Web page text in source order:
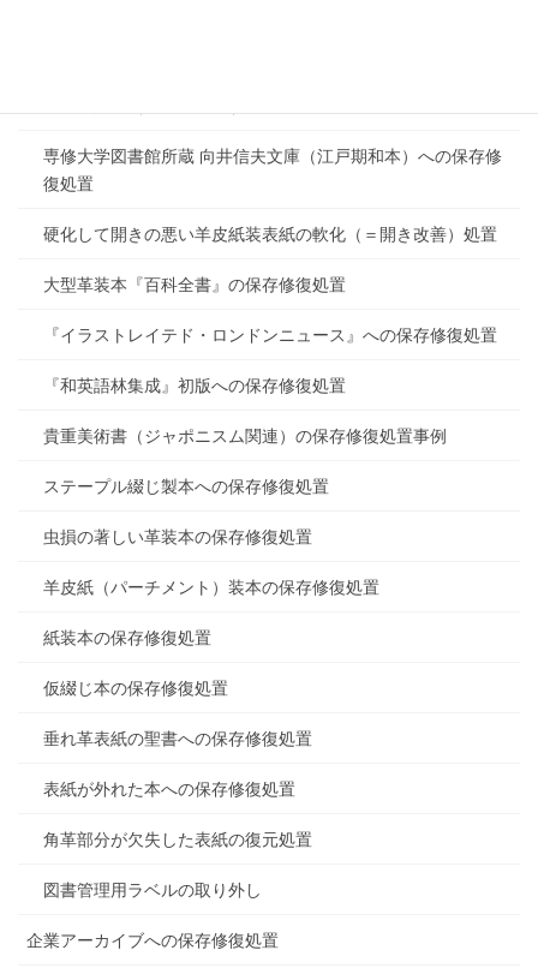
専修大学図書館所蔵 向井信夫文庫（江戸期和本）への保存修
復処置
硬化して開きの悪い羊皮紙装表紙の軟化（＝開き改善）処置
大型革装本『百科全書』の保存修復処置
『イラストレイテド・ロンドンニュース』への保存修復処置
『和英語林集成』初版への保存修復処置
貴重美術書（ジャポニスム関連）の保存修復処置事例
ステープル綴じ製本への保存修復処置
虫損の著しい革装本の保存修復処置
羊皮紙（パーチメント）装本の保存修復処置
紙装本の保存修復処置
仮綴じ本の保存修復処置
垂れ革表紙の聖書への保存修復処置
表紙が外れた本への保存修復処置
角革部分が欠失した表紙の復元処置
図書管理用ラベルの取り外し
企業アーカイブへの保存修復処置